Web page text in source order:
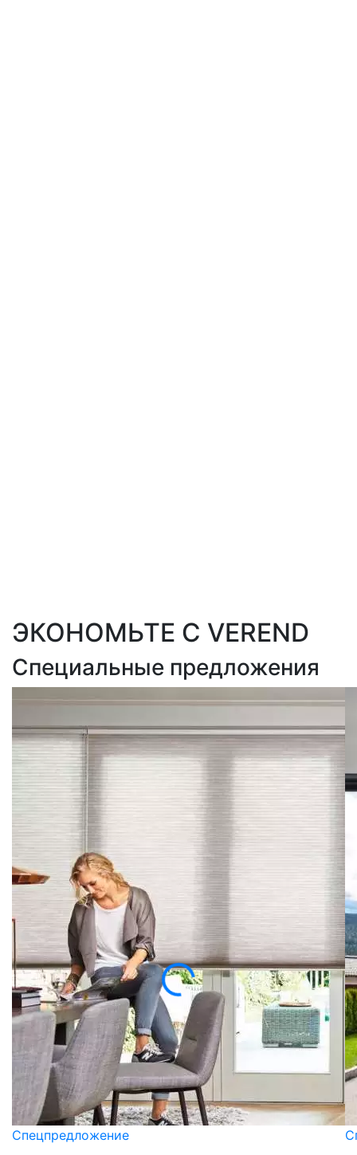
ЭКОНОМЬТЕ С VEREND
Специальные предложения
Спецпредложение